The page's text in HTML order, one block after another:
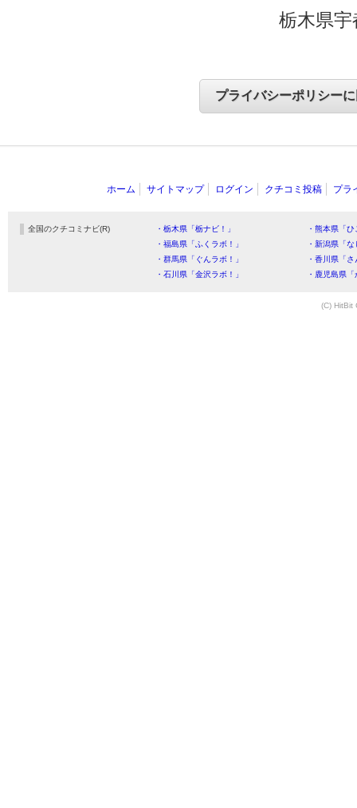
栃木県
ホーム サイトマップ ログイン クチコミ投稿 プラ
全国のクチコミナビ(R) ・栃木県「栃ナビ！」
・熊本県「
・福島県「ふくラボ！」
・新潟県「
・群馬県「ぐんラボ！」
・香川県「
・石川県「金沢ラボ！」
・鹿児島県
(C) HitBit